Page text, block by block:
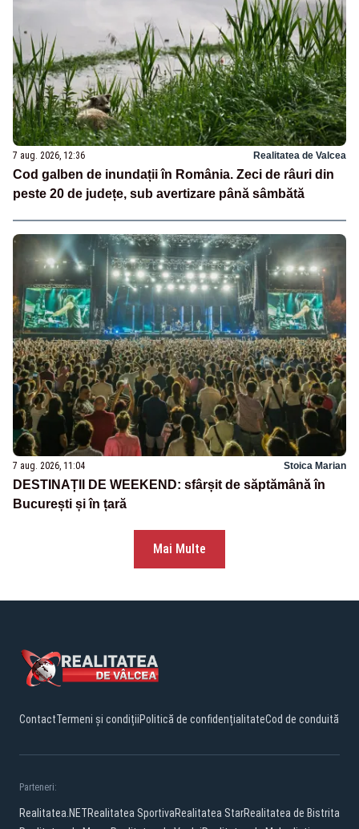
7 aug. 2026, 12:36 Realitatea de Valcea
Cod galben de inundații în România. Zeci de râuri din
peste 20 de județe, sub avertizare până sâmbătă
7 aug. 2026, 11:04 Stoica Marian
DESTINAȚII DE WEEKEND: sfârșit de săptămână în
București și în țară
Mai Multe
ContactTermeni și condițiiPolitică de confidențialitateCod de conduită
Parteneri:
Realitatea.NETRealitatea SportivaRealitatea StarRealitatea de Bistrita